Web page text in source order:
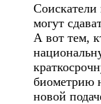
могут
А вот тем,
биометрию
новой